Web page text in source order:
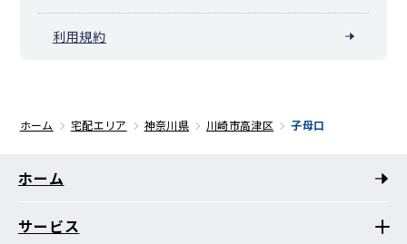
利用規約
ホーム 宅配エリア 神奈川県 川崎市高津区 子母口
ホーム
サービス